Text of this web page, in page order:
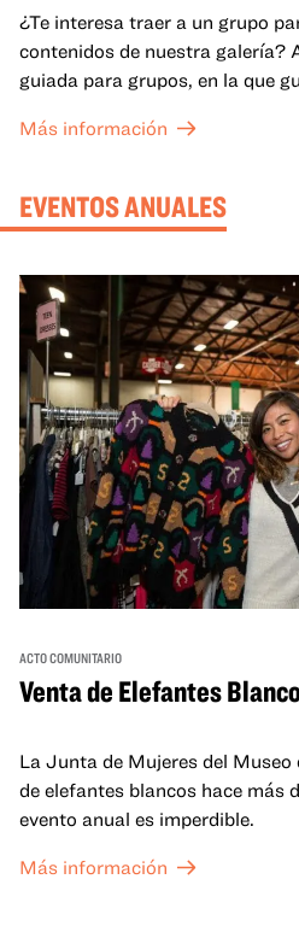
¿Te interesa traer a un grupo
contenidos de nuestra galería?
guiada para grupos, en la que
mejor lo que se expone en las
Más información
EVENTOS ANUALES
ACTO COMUNITARIO
Venta de Elefantes
La Junta de Mujeres del
de elefantes blancos hace más
evento anual es imperdible.
Más información